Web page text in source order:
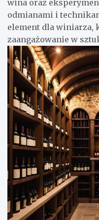
wina oraz
odmianami i
element dla winiarza,
zaangażowanie w